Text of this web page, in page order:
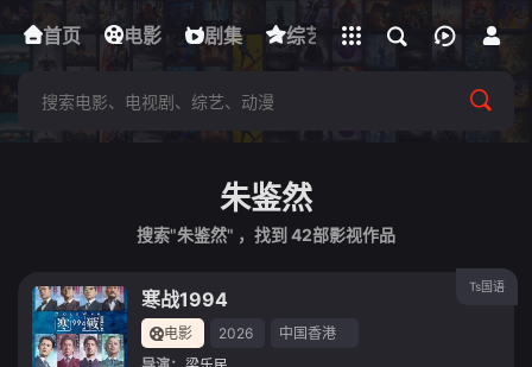
首页 电影 剧集 综艺 动漫 短剧
下载客户端
立即登录
朱鉴然
搜索"朱鉴然" ，找到 42部影视作品
Ts国语
寒战1994
电影 2026
中国香港